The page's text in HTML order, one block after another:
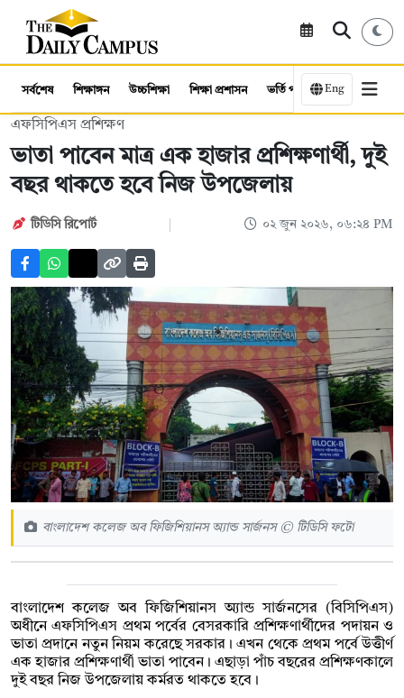
সর্বশেষ শিক্ষাঙ্গন উচ্চশিক্ষা শিক্ষা প্রশাসন ভর্তি পরীক্ষা কর্মসংস্থান
Eng
এফসিপিএস প্রশিক্ষণ
ভাতা পাবেন মাত্র এক হাজার প্রশিক্ষণার্থী, দুই
বছর থাকতে হবে নিজ উপজেলায়
টিডিসি রিপোর্ট ০২ জুন ২০২৬, ০৬:২৪ PM
বাংলাদেশ কলেজ অব ফিজিশিয়ানস অ্যান্ড সার্জনস © টিডিসি ফটো
বাংলাদেশ কলেজ অব ফিজিশিয়ানস অ্যান্ড সার্জনসের (বিসিপিএস)
অধীনে এফসিপিএস প্রথম পর্বের বেসরকারি প্রশিক্ষণার্থীদের পদায়ন ও
ভাতা প্রদানে নতুন নিয়ম করেছে সরকার। এখন থেকে প্রথম পর্বে উত্তীর্ণ
এক হাজার প্রশিক্ষণার্থী ভাতা পাবেন। এছাড়া পাঁচ বছরের প্রশিক্ষণকালে
দুই বছর নিজ উপজেলায় কর্মরত থাকতে হবে।